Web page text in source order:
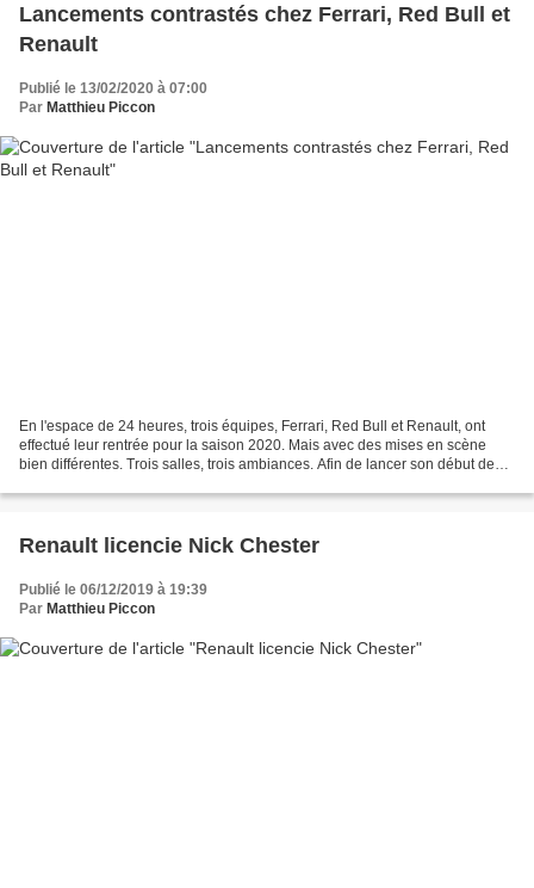
Lancements contrastés chez Ferrari, Red Bull et
Renault
Publié le 13/02/2020 à 07:00
Par Matthieu Piccon
En l'espace de 24 heures, trois équipes, Ferrari, Red Bull et Renault, ont
effectué leur rentrée pour la saison 2020. Mais avec des mises en scène
bien différentes. Trois salles, trois ambiances. Afin de lancer son début de
Renault licencie Nick Chester
Publié le 06/12/2019 à 19:39
Par Matthieu Piccon